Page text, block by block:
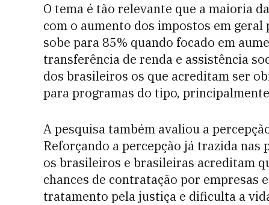
O tema é tão relevante que a maioria
com o aumento dos impostos em
sobe para 85% quando focado em
transferência de renda e assistência
dos brasileiros os que acreditam ser
para programas do tipo,
A pesquisa também avaliou a
Reforçando a percepção já trazida nas
os brasileiros e brasileiras acreditam
chances de contratação por empresas
tratamento pela justiça e dificulta a